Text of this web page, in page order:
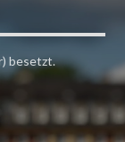
besetzt.